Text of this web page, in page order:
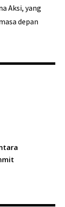
Aksi, yang
depan